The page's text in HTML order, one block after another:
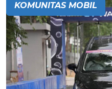
KOMUNITAS MOBIL